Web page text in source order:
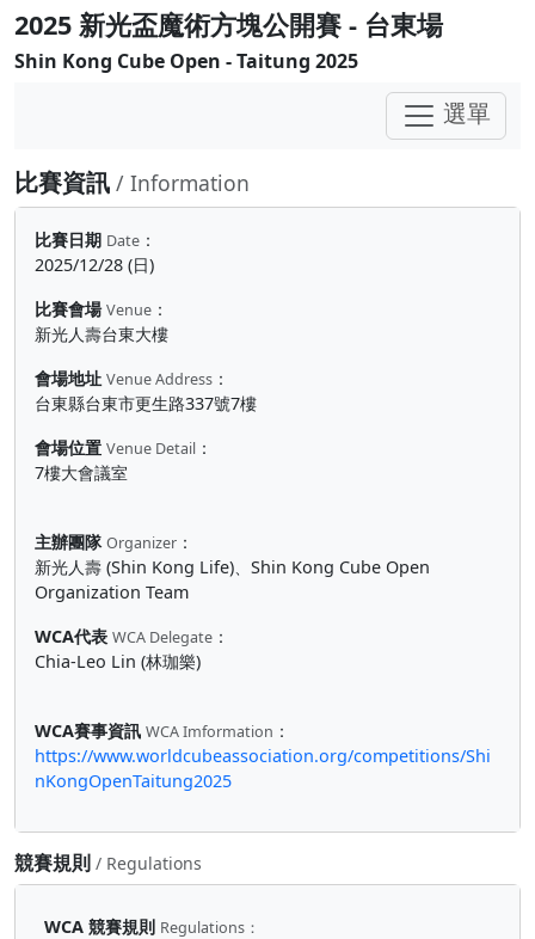
2025 新光盃魔術方塊公開賽 - 台東場
Shin Kong Cube Open - Taitung 2025
選單
比賽資訊 / Information
比賽日期 Date ：
2025/12/28 (日)
比賽會場 Venue ：
新光人壽台東大樓
會場地址 Venue Address ：
台東縣台東市更生路337號7樓
會場位置 Venue Detail ：
7樓大會議室
主辦團隊 Organizer ：
新光人壽 (Shin Kong Life)、Shin Kong Cube Open
Organization Team
WCA代表 WCA Delegate ：
Chia-Leo Lin (林珈樂)
WCA賽事資訊 WCA Imformation ：
https://www.worldcubeassociation.org/competitions/Shi
nKongOpenTaitung2025
競賽規則 / Regulations
WCA 競賽規則 Regulations：